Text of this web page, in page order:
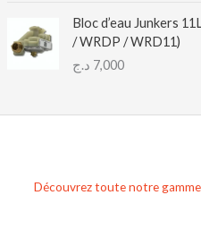
Bloc d’eau Junkers
/ WRDP / WRD11)
7,000 د.ج
Découvrez toute notre